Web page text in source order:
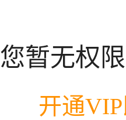
您暂无权
开通